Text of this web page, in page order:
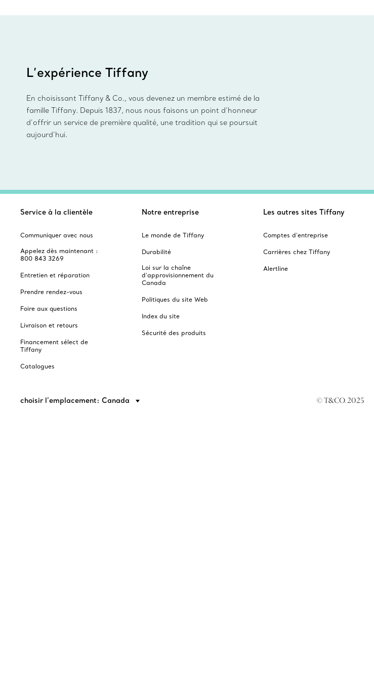
L’expérience Tiffany
En choisissant Tiffany & Co., vous devenez un membre estimé de la
famille Tiffany. Depuis 1837, nous nous faisons un point d’honneur
d’offrir un service de première qualité, une tradition qui se poursuit
aujourd’hui.
Service à la clientèle
Communiquer avec nous
Appelez dès maintenant :
800 843 3269
Entretien et réparation
Prendre rendez-vous
Foire aux questions
Livraison et retours
Financement sélect de
Tiffany
Catalogues
Notre entreprise
Le monde de Tiffany
Durabilité
Loi sur la chaîne
d'approvisionnement du
Canada
Politiques du site Web
Index du site
Sécurité des produits
Les autres sites Tiffany
Comptes d’entreprise
Carrières chez Tiffany
Alertline
choisir l’emplacement: Canada © T&CO. 2025